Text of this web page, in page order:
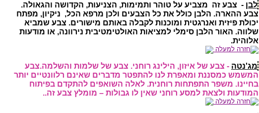
לבן - צבע זה מצביע על טוהר ותמימות, הצניעות, הקדושה והגאולה.
צבע ההארה. הלבן כולל את כל הצבעים ולכן מרפא הכל, ניקיון, מפתח
יכולת פיזית ואנרגטית ומוכנות לקבלה באותם מישורים. צבע שמביא
שלווה. האור הלבן סימלי למציאות האולטימטיבית נירוונה, או מודעות
אלוהית.
חזרה למעלה
מג'נטה - צבע של איזון, הילינג רוחני. צבע של שלמות והשלמה.צבע
המשמש כמסננת ומאפרת לנו להתפטר מדברים שאינם רלוונטיים יותר
בחיינו. משפר התפתחות רוחנית. לאלה השואפים להתקדם בפיתוח
המודעות ולצאת למסע רוחני שאין לו גבולות – מומלץ צבע זה..
חזרה למעלה